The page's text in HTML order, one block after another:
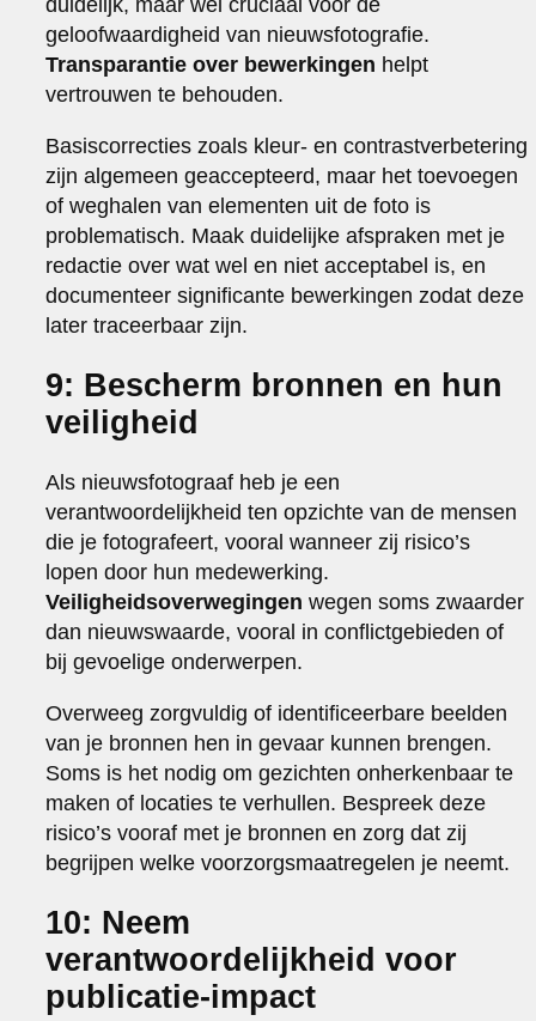
geloofwaardigheid van nieuwsfotografie.
Transparantie over bewerkingen helpt
vertrouwen te behouden.
Basiscorrecties zoals kleur- en contrastverbetering
zijn algemeen geaccepteerd, maar het toevoegen
of weghalen van elementen uit de foto is
problematisch. Maak duidelijke afspraken met je
redactie over wat wel en niet acceptabel is, en
documenteer significante bewerkingen zodat deze
later traceerbaar zijn.
9: Bescherm bronnen en hun
veiligheid
Als nieuwsfotograaf heb je een
verantwoordelijkheid ten opzichte van de mensen
die je fotografeert, vooral wanneer zij risico’s
lopen door hun medewerking.
Veiligheidsoverwegingen wegen soms zwaarder
dan nieuwswaarde, vooral in conflictgebieden of
bij gevoelige onderwerpen.
Overweeg zorgvuldig of identificeerbare beelden
van je bronnen hen in gevaar kunnen brengen.
Soms is het nodig om gezichten onherkenbaar te
maken of locaties te verhullen. Bespreek deze
risico’s vooraf met je bronnen en zorg dat zij
begrijpen welke voorzorgsmaatregelen je neemt.
10: Neem
verantwoordelijkheid voor
publicatie-impact